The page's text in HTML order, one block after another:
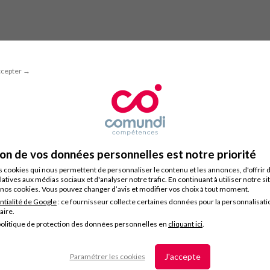
→
de vos données personnelles est notre priorité
cookies qui nous permettent de personnaliser le contenu et les annonces, d'offrir
aux médias sociaux et d'analyser notre trafic. En continuant à utiliser notre
cookies. Vous pouvez changer d’avis et modifier vos choix à tout moment.
de Google: ce fournisseur collecte certaines données pour la
de protection des données personnelles en cliquant ici.
Paramétrer les cookies J'accepte